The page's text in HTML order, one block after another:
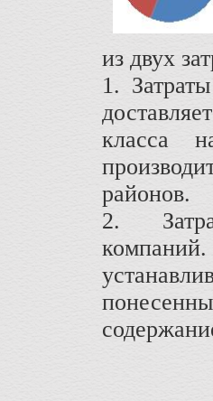
из двух
1.
класса
районов.
2.